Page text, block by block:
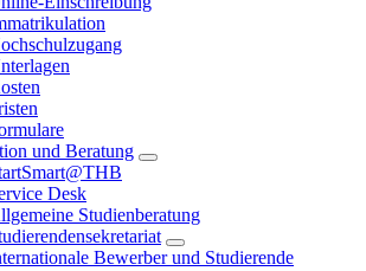
und Beratung
Desk
Studienberatung
Bewerber und Studierende